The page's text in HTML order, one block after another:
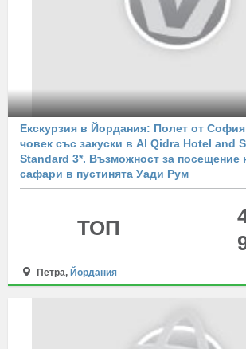
Екскурзия в Йордания: Полет от
човек със закуски в Al Qidra Hotel and
Standard 3*. Възможност за посещение
сафари в пустинята Уади Рум
ТОП
Петра, Йордания